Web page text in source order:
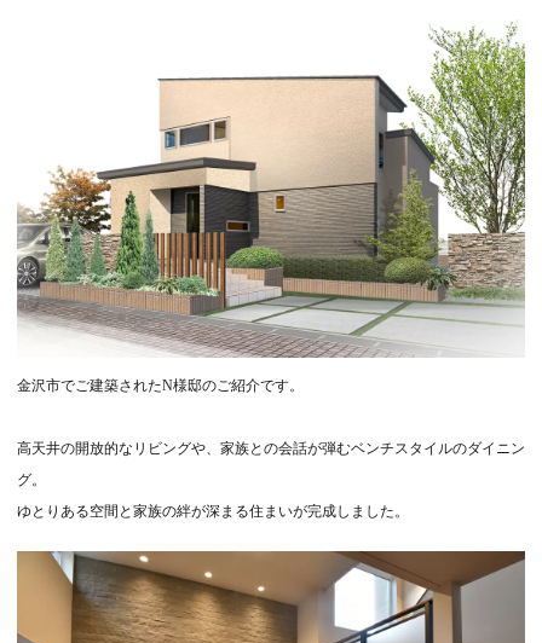
金沢市でご建築されたN様邸のご紹介です。
高天井の開放的なリビングや、家族との会話が弾むベンチスタイルのダイニン
グ。
ゆとりある空間と家族の絆が深まる住まいが完成しました。